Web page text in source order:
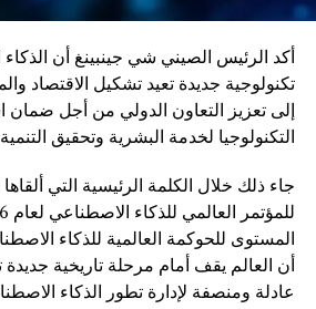
أكد الرئيس الصيني شي جينبينغ أن
تكنولوجية جديدة تعيد تشكيل الاقتصاد
إلى تعزيز التعاون الدولي من أجل ضمان
التكنولوجيا لخدمة البشرية وتحقيق
جاء ذلك خلال الكلمة الرئيسية التي
المستوى للحوكمة العالمية للذكاء
أن العالم يقف أمام مرحلة تاريخية
عادلة ومنصفة لإدارة تطور الذكاء